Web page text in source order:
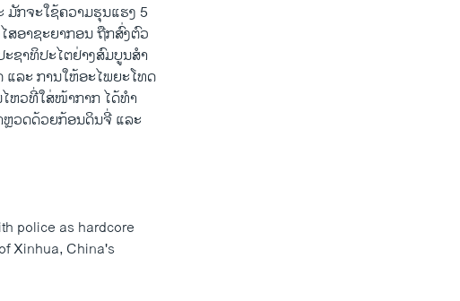
ມັກ​ຈະ​ໃຊ້​ຄວາມ​ຮຸນ​ແຮງ 5
ສ​ອາ​ຊະ​ຍາ​ກອນ ຖືກ​ສົ່ງ​ຕົວ​
ຊາ​ທິ​ປະ​ໄຕ​ຢ່າງ​ສົມ​ບູນ​ສຳ​
ແລະ ການ​ໃຫ້​ອະ​ໄພ​ຍະ​ໂທດ​
ຫວ​ທີ່​ໃສ່​ໜ້າ​ກາກ ໄດ້​ທຳ​
ຫຼວດ​ດ້ວຍ​ກ້ອນ​ດິນ​ຈີ່ ແລະ
police as hardcore
Xinhua, China's